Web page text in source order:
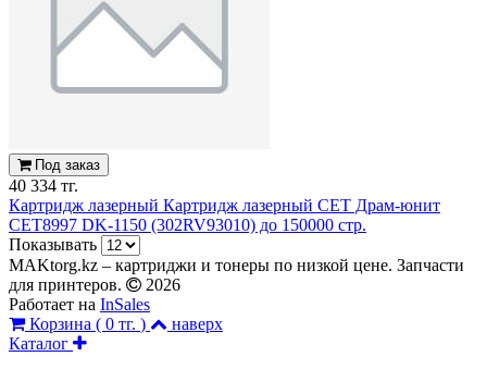
Под заказ
40 334 тг.
Картридж лазерный Картридж лазерный CET Драм-юнит
CET8997 DK-1150 (302RV93010) до 150000 стр.
Показывать
MAKtorg.kz – картриджи и тонеры по низкой цене. Запчасти
для принтеров.
2026
Работает на InSales
Корзина ( 0 тг. )
наверх
Каталог